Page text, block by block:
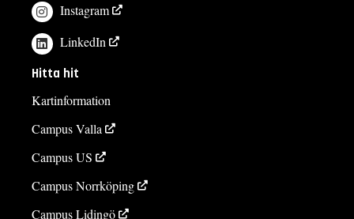
Instagram
LinkedIn
Hitta hit
Kartinformation
Campus Valla
Campus US
Campus Norrköping
Campus Lidingö